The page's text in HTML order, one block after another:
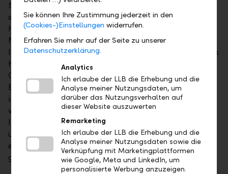
50 Prozent des gesamten Marktes repräsentieren,
sind markant solider finanziert als davor. Viele Titel
haben ein erfreuliches Investment Grade Rating.
Neben der Kapitalstruktur zeichnet viele
Immobilienwerte auch eine operative Stärke aus, das
heisst tiefe Leerstandsraten und ein gutes
Gewinnwachstum. Gemessen am UBS-Immobilien-
Bubble-Index für die Schweiz steht dieser Markt
immer noch auf Boom. Das ist eigentlich ein gutes,
wenn auch risikoreicheres Szenario für die Schweizer
Immobilienfonds. Allerdings zeigen die historisch
überdurchschnittlichen Agios, dass viel Positives
eskomptiert ist. In der LLB-Anlagepolitik sind
globale Immobilienaktien neutral gewichtet.
Sie können Ihre Zustimmung jederzeit in den
(Cookies-)Einstellungen widerrufen.
Erfahren Sie mehr auf der Seite zu unserer
Datenschutzerklärung.
Analytics
Ich erlaube der LLB die Erhebung und die
Analyse meiner Nutzungsdaten, um
darüber das Nutzungsverhalten auf
dieser Website auszuwerten
Remarketing
Ich erlaube der LLB die Erhebung und die
Analyse meiner Nutzungsdaten sowie die
Verknüpfung mit Marketingplattformen
wie Google, Meta und LinkedIn, um
personalisierte Werbung anzuzeigen.